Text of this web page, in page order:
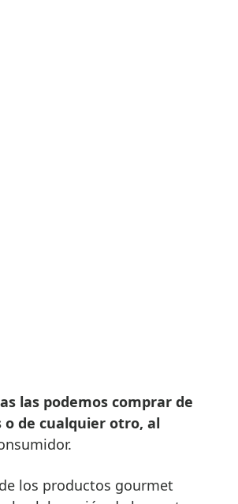
las podemos comprar de
o de cualquier otro, al
los productos gourmet